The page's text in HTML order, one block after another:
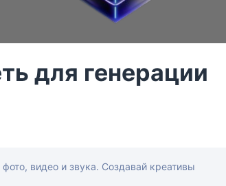
для генерации
видео и звука. Создавай креативы